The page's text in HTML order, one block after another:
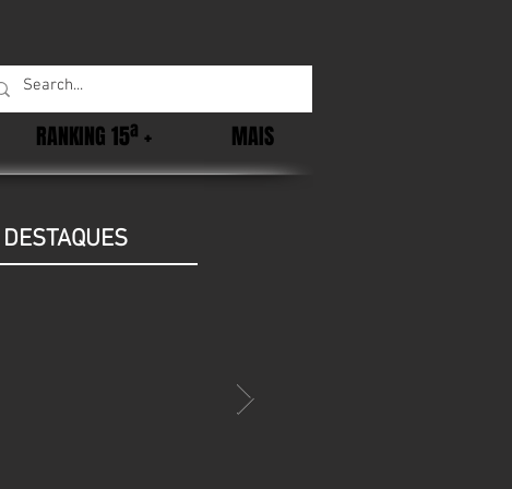
RANKING 15ª + MAIS
DESTAQUES